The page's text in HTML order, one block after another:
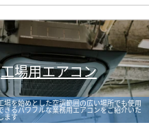
工場用エアコン
場を始めとした空調範囲の広い場所でも使用
きるパワフルな業務用エアコンをご紹介いた
ます